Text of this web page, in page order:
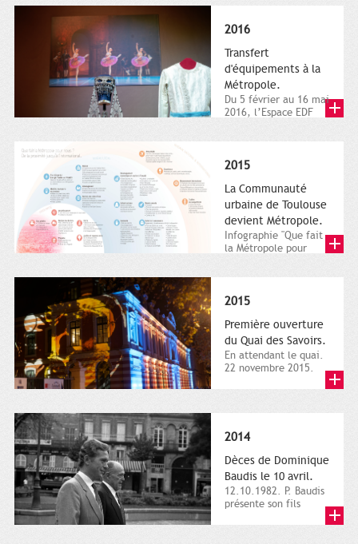
2016
Transfert
d'équipements à la
Métropole.
Du 5 février au 16 mai
2016, l’Espace EDF
2015
La Communauté
urbaine de Toulouse
devient Métropole.
Infographie "Que fait
la Métropole pour
2015
Première ouverture
du Quai des Savoirs.
En attendant le quai.
22 novembre 2015.
2014
Dèces de Dominique
Baudis le 10 avril.
12.10.1982. P. Baudis
présente son fils